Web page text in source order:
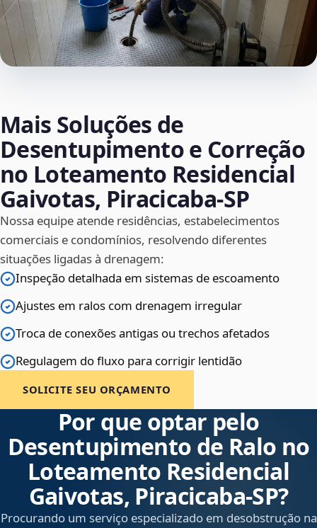
Mais Soluções de
Desentupimento e Correção
no Loteamento Residencial
Gaivotas, Piracicaba‑SP
Nossa equipe atende residências, estabelecimentos
comerciais e condomínios, resolvendo diferentes
situações ligadas à drenagem:
Inspeção detalhada em sistemas de escoamento
Ajustes em ralos com drenagem irregular
Troca de conexões antigas ou trechos afetados
Regulagem do fluxo para corrigir lentidão
SOLICITE SEU ORÇAMENTO
Por que optar pelo
Desentupimento de Ralo no
Loteamento Residencial
Gaivotas, Piracicaba‑SP?
Procurando um serviço especializado em desobstrução na